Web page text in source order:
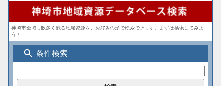
神埼市全域に数多く残る地域資源を、お好みの形で検索できます。まずは検索してみよ
う！
search 条件検索